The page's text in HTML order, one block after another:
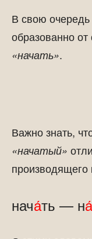
В свою очередь
образованно
«начать».
Важно знать,
«начатый»
производящего
нача́ть — на́